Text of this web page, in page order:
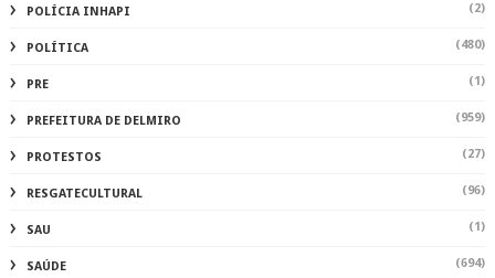
POLÍCIA INHAPI (2)
POLÍTICA (480)
PRE (1)
PREFEITURA DE DELMIRO (959)
PROTESTOS (27)
RESGATECULTURAL (96)
SAU (1)
SAÚDE (694)